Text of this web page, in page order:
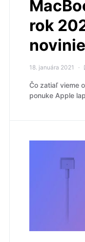
rok
18. januára 2021
Čo zatiaľ vieme
ponuke Apple